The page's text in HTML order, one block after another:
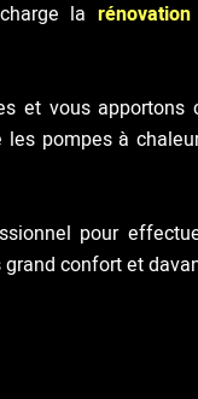
la
et vous
les pompes à
pour
confort et